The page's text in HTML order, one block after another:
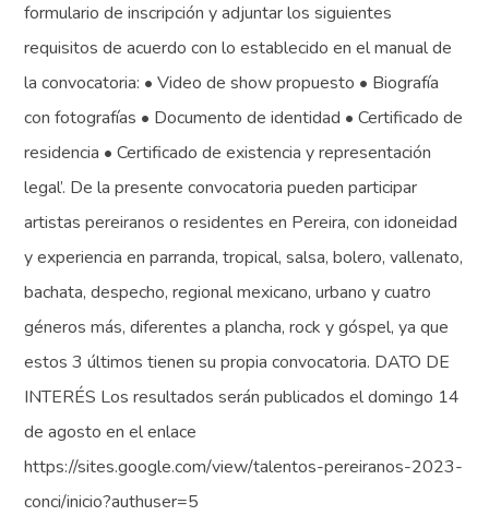
formulario de inscripción y adjuntar los siguientes
requisitos de acuerdo con lo establecido en el manual de
la convocatoria: • Video de show propuesto • Biografía
con fotografías • Documento de identidad • Certificado de
residencia • Certificado de existencia y representación
legal’. De la presente convocatoria pueden participar
artistas pereiranos o residentes en Pereira, con idoneidad
y experiencia en parranda, tropical, salsa, bolero, vallenato,
bachata, despecho, regional mexicano, urbano y cuatro
géneros más, diferentes a plancha, rock y góspel, ya que
estos 3 últimos tienen su propia convocatoria. DATO DE
INTERÉS Los resultados serán publicados el domingo 14
de agosto en el enlace
https://sites.google.com/view/talentos-pereiranos-2023-
conci/inicio?authuser=5